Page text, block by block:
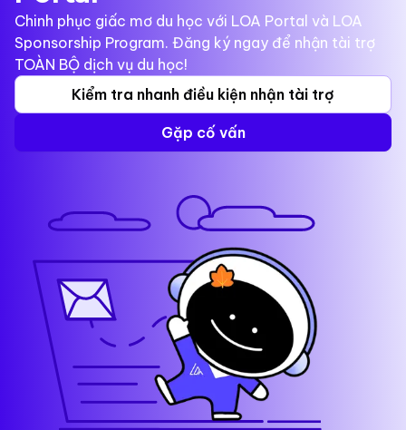
Chinh phục giấc mơ du học với LOA Portal và LOA
Sponsorship Program. Đăng ký ngay để nhận tài trợ
TOÀN BỘ dịch vụ du học!
Kiểm tra nhanh điều kiện nhận tài trợ
Gặp cố vấn